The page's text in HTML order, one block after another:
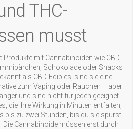
THC-
musst
Produkte mit Cannabinoiden wie CBD,
Schokolade oder Snacks
als CBD-Edibles , sind sie eine
zum Vaping oder Rauchen – aber
und sind nicht für jeden geeignet.
die ihre Wirkung in Minuten entfalten,
bis zu zwei Stunden, bis du sie spürst.
Die Cannabinoide müssen erst durch